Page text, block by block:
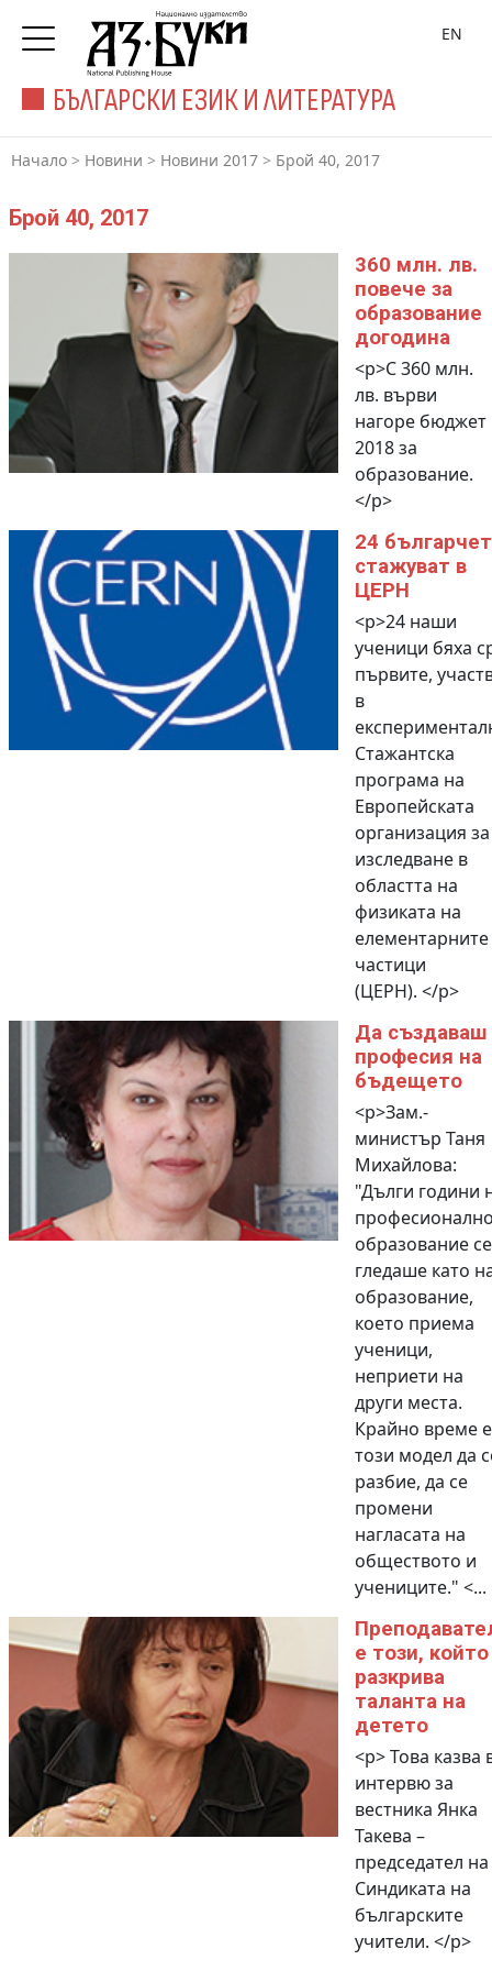
БЪЛГАРСКИ ЕЗИК И ЛИТЕРАТУРА
EN
Начало > Новини > Новини 2017 > Брой 40, 2017
Брой 40, 2017
360 млн. лв.
повече за
образование
догодина
<p>С 360 млн.
лв. върви
нагоре бюджет
2018 за
образование.
</p>
24
стажуват в
ЦЕРН
<p>24 наши
ученици бяха
първите,
в
Стажантска
програма на
Европейската
организация за
изследване в
областта на
физиката на
елементарните
частици
(ЦЕРН). </p>
Да създаваш
професия на
бъдещето
<p>Зам.-
министър Таня
Михайлова:
"Дълги години
образование се
гледаше като
образование,
което приема
ученици,
неприети на
други места.
Крайно време е
този модел да
разбие, да се
промени
нагласата на
обществото и
учениците." <...
е този, който
разкрива
таланта на
детето
<p> Това казва
интервю за
вестника Янка
Такева –
председател на
Синдиката на
българските
учители. </p>